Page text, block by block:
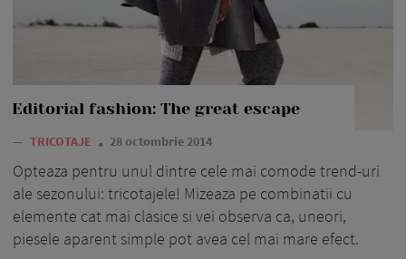
Editorial fashion: The great escape
— TRICOTAJE 28 octombrie 2014
Opteaza pentru unul dintre cele mai comode trend-uri
ale sezonului: tricotajele! Mizeaza pe combinatii cu
elemente cat mai clasice si vei observa ca, uneori,
piesele aparent simple pot avea cel mai mare efect.